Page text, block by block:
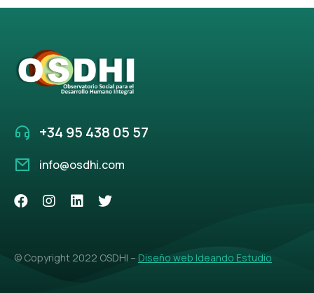
+34 95 438 05 57
info@osdhi.com
© Copyright 2022 OSDHI – Diseño web Ideando Estudio